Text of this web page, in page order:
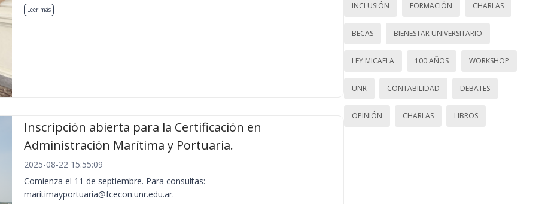
Leer más
Inscripción abierta para la Certificación en
Administración Marítima y Portuaria.
2025-08-22 15:55:09
Comienza el 11 de septiembre. Para consultas:
maritimayportuaria@fcecon.unr.edu.ar.
INCLUSIÓN FORMACIÓN CHARLAS
BECAS BIENESTAR UNIVERSITARIO
LEY MICAELA 100 AÑOS WORKSHOP
UNR CONTABILIDAD DEBATES
OPINIÓN CHARLAS LIBROS